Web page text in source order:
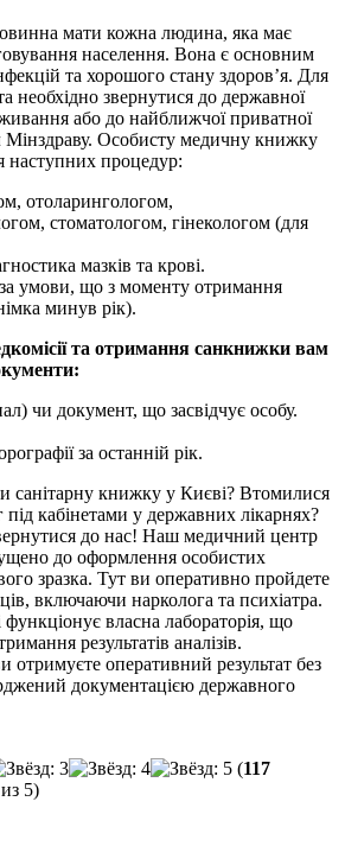
мати кожна людина, яка має
населення. Вона є основним
та хорошого стану здоров’я. Для
необхідно звернутися до державної
або до найближчої приватної
Мінздраву. Особисту медичну книжку
наступних процедур:
отоларингологом,
стоматологом, гінекологом (для
мазків та крові.
умови, що з моменту отримання
минув рік).
та отримання санкнижки вам
чи документ, що засвідчує особу.
за останній рік.
санітарну книжку у Києві? Втомилися
під кабінетами у державних лікарнях?
до нас! Наш медичний центр
до оформлення особистих
зразка. Тут ви оперативно пройдете
включаючи нарколога та психіатра.
функціонує власна лабораторія, що
результатів аналізів.
отримуєте оперативний результат без
документацією державного
(117
из 5)